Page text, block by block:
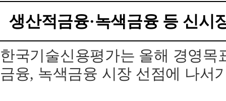
생산적금융·녹색금융 등 신
한국기술신용평가는 올해 경영목
금융, 녹색금융 시장 선점에 나서